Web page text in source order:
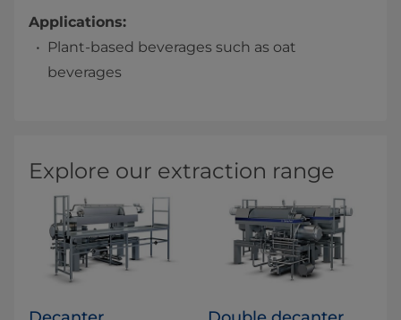
Applications:
Plant-based beverages such as oat
beverages
Explore our extraction range